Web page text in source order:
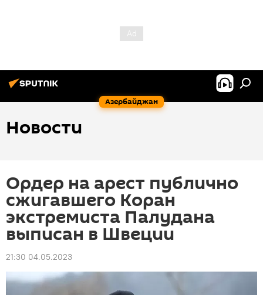
Азербайджан
Новости
Ордер на арест публично
сжигавшего Коран
экстремиста Палудана
выписан в Швеции
21:30 04.05.2023